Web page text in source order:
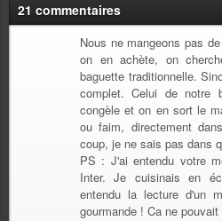
21 commentaires
Nous ne mangeons pas
on en achète, on
baguette traditionnelle.
complet. Celui de notre
congèle et on en sort le
ou faim, directement
coup, je ne sais pas dans
PS : J'ai entendu votre
Inter. Je cuisinais en
entendu la lecture d'un
gourmande ! Ca ne